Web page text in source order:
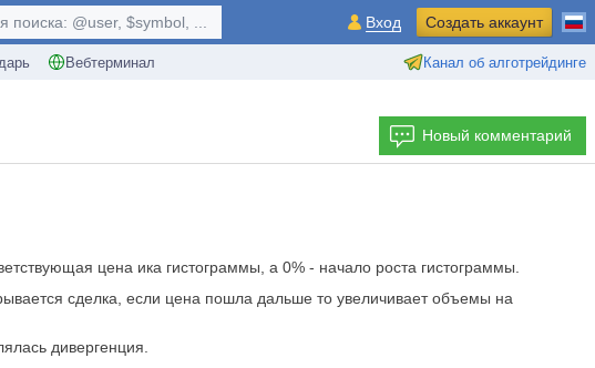
Вебтерминал Канал об алготрейдинге
поиска: @user, $symbol, ... Вход Создать аккаунт
Новый комментарий
цена ика гистограммы, а 0% - начало роста гистограммы.
сделка, если цена пошла дальше то увеличивает объемы на
дивергенция.